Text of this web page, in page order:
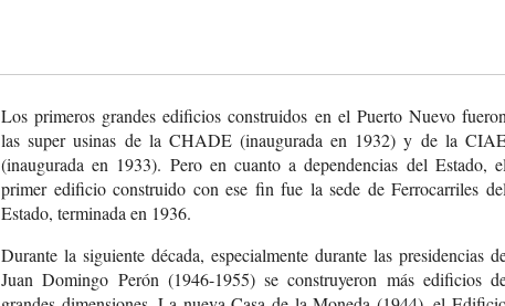
Los primeros grandes edificios construidos en el Puerto Nuevo fueron
las super usinas de la CHADE (inaugurada en 1932) y de la
(inaugurada en 1933). Pero en cuanto a dependencias del Estado, el
primer edificio construido con ese fin fue la sede de Ferrocarriles del
Estado, terminada en 1936.
Durante la siguiente década, especialmente durante las presidencias
Juan Domingo Perón (1946-1955) se construyeron más edificios